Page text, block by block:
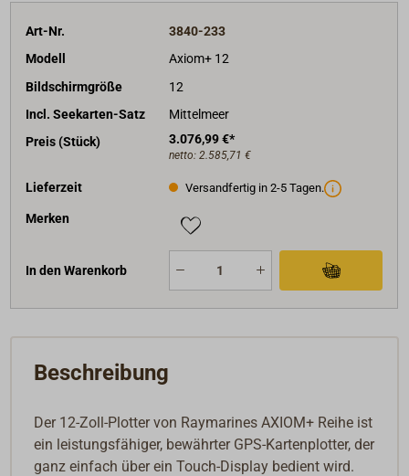
Art-Nr.
3840-233
Modell
Axiom+ 12
Bildschirmgröße
12
Incl. Seekarten-Satz
Mittelmeer
Preis (Stück)
3.076,99 €*
netto: 2.585,71 €
Lieferzeit Versandfertig in 2-5 Tagen.
Merken
In den Warenkorb
Beschreibung
Der 12-Zoll-Plotter von Raymarines AXIOM+ Reihe ist
ein leistungsfähiger, bewährter GPS-Kartenplotter, der
ganz einfach über ein Touch-Display bedient wird.